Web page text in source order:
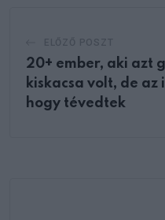
20+ ember, aki azt
kiskacsa volt, de
hogy tévedtek